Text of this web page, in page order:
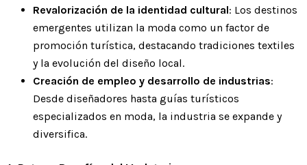
Revalorización de la identidad cultural: Los destinos
emergentes utilizan la moda como un factor de
promoción turística, destacando tradiciones textiles
y la evolución del diseño local.
Creación de empleo y desarrollo de industrias:
Desde diseñadores hasta guías turísticos
especializados en moda, la industria se expande y
diversifica.